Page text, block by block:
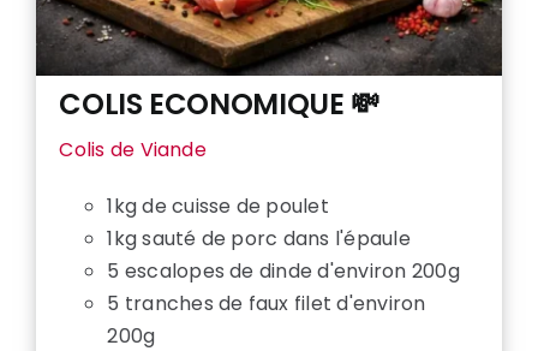
COLIS ECONOMIQUE 💸
Colis de Viande
1kg de cuisse de poulet
1kg sauté de porc dans l'épaule
5 escalopes de dinde d'environ 200g
5 tranches de faux filet d'environ
200g